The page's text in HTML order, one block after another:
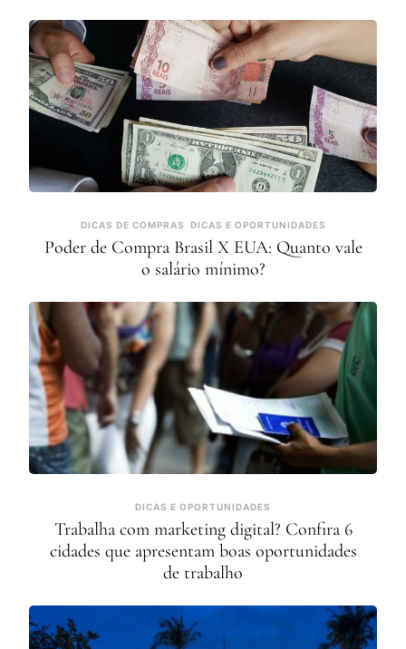
DICAS DE COMPRAS DICAS E OPORTUNIDADES
Poder de Compra Brasil X EUA: Quanto vale
o salário mínimo?
DICAS E OPORTUNIDADES
Trabalha com marketing digital? Confira 6
cidades que apresentam boas oportunidades
de trabalho